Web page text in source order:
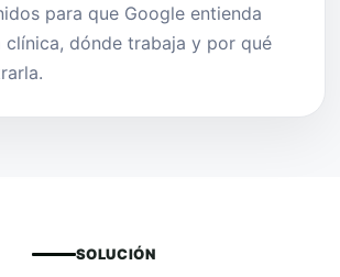
para que Google entienda
clínica, dónde trabaja y por qué
SOLUCIÓN